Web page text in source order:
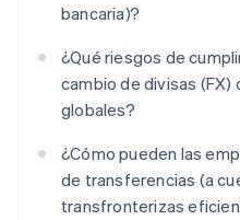
bancaria)?
¿Qué riesgos de
cambio de divisas
globales?
¿Cómo pueden las
de transferencias (a
transfronterizas